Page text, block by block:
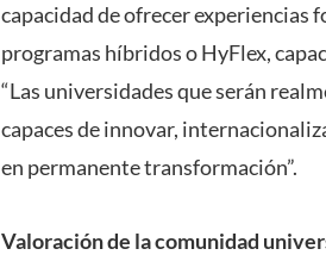
capacidad de ofrecer experiencias
programas híbridos o HyFlex,
“Las universidades que serán
capaces de innovar,
en permanente transformación”.
Valoración de la comunidad